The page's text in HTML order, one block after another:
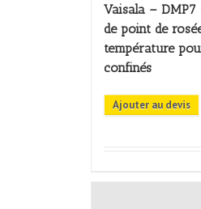
Vaisala – DMP7
de point de
température
confinés
Ajouter au devis